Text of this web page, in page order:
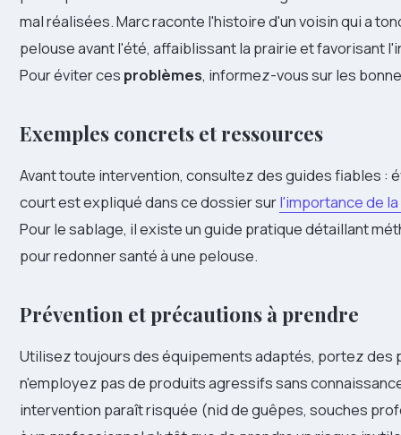
mal réalisées. Marc raconte l'histoire d'un voisin qui a
pelouse avant l'été, affaiblissant la prairie et favorisant
Pour éviter ces problèmes, informez-vous sur les
Exemples concrets et ressources
Avant toute intervention, consultez des guides fiables :
court est expliqué dans ce dossier surl'importance de
Pour le sablage, il existe un guide pratique détaillant
pour redonner santé à une pelouse.
Prévention et précautions à prendre
Utilisez toujours des équipements adaptés, portez des
n'employez pas de produits agressifs sans
intervention paraît risquée (nid de guêpes, souches